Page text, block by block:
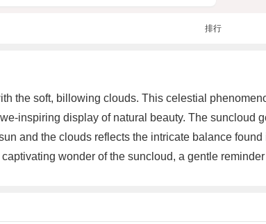
排行
the soft, billowing clouds. This celestial
inspiring display of natural beauty. The suncloud
and the clouds reflects the intricate balance
wonder of the suncloud, a gentle